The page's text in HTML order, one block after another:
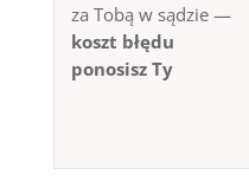
za Tobą w sądzie —
koszt błędu
ponosisz Ty